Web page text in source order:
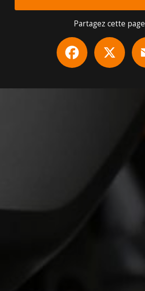
Partagez cette page
Facebook